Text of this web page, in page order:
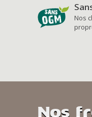
Nos
Nos